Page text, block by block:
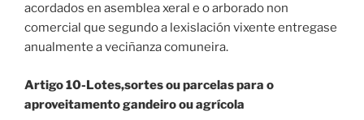
acordados en asemblea xeral e o arborado non
comercial que segundo a lexislación vixente entregase
anualmente a veciñanza comuneira.
Artigo 10-Lotes,sortes ou parcelas para o
aproveitamento gandeiro ou agrícola